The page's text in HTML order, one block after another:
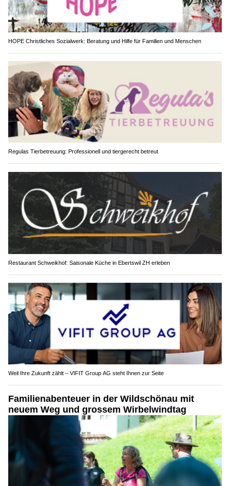
HOPE Christliches Sozialwerk: Beratung und Hilfe für Familien und Menschen
Regulas Tierbetreuung: Professionell und tiergerecht betreut
Restaurant Schweikhof: Saisonale Küche in Ebertswil ZH erleben
Weil Ihre Zukunft zählt – VIFIT Group AG steht Ihnen zur Seite
Familienabenteuer in der Wildschönau mit
neuem Weg und grossem Wirbelwindtag